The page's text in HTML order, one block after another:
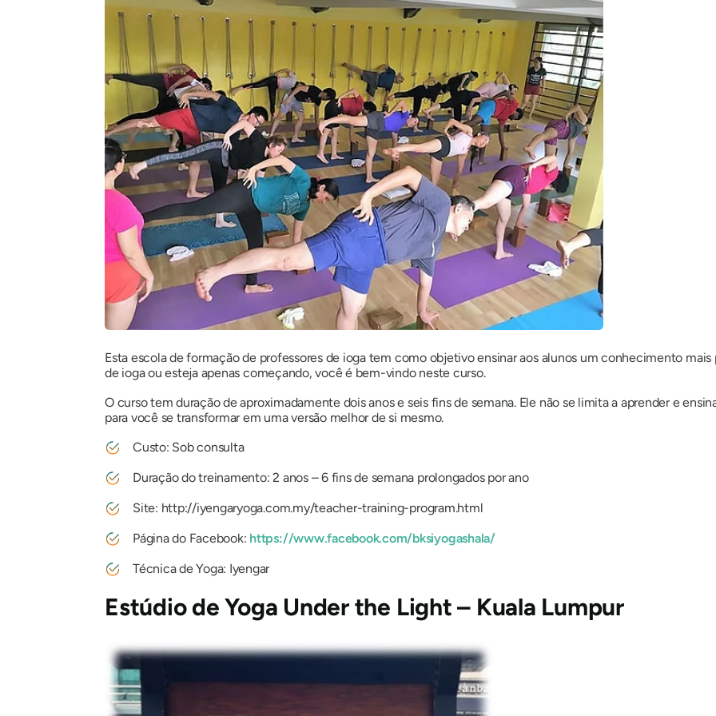
Esta escola de formação de professores de ioga tem como objetivo ensinar aos alunos um conhecimento
de ioga ou esteja apenas começando, você é bem-vindo neste curso.
O curso tem duração de aproximadamente dois anos e seis fins de semana. Ele não se limita a aprender e
para você se transformar em uma versão melhor de si mesmo.
Custo: Sob consulta
Duração do treinamento: 2 anos – 6 fins de semana prolongados por ano
Site: http://iyengaryoga.com.my/teacher-training-program.html
Página do Facebook: https://www.facebook.com/bksiyogashala/
Técnica de Yoga: Iyengar
Estúdio de Yoga Under the Light – Kuala Lumpur